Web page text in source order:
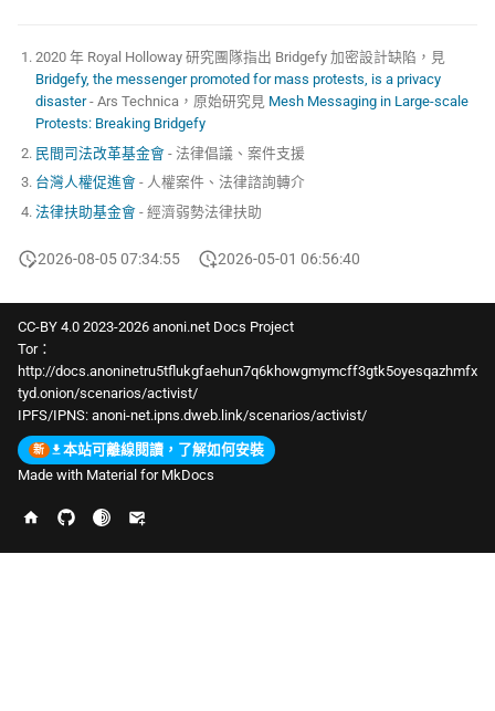
2020 年 Royal Holloway 研究團隊指出 Bridgefy 加密設計缺陷，見
Bridgefy, the messenger promoted for mass protests, is a privacy
disaster- Ars Technica，原始研究見 Mesh Messaging in Large-scale
Protests: Breaking Bridgefy
民間司法改革基金會 - 法律倡議、案件支援
台灣人權促進會 - 人權案件、法律諮詢轉介
法律扶助基金會 - 經濟弱勢法律扶助
2026-08-05 07:34:55 2026-05-01 06:56:40
CC-BY 4.0 2023-2026 anoni.net Docs Project
Tor：
http://docs.anoninetru5tflukgfaehun7q6khowgmymcff3gtk5oyesqazhmfx
tyd.onion/scenarios/activist/
IPFS/IPNS: anoni-net.ipns.dweb.link/scenarios/activist/
本站可離線閱讀，了解如何安裝
Made with Material for MkDocs